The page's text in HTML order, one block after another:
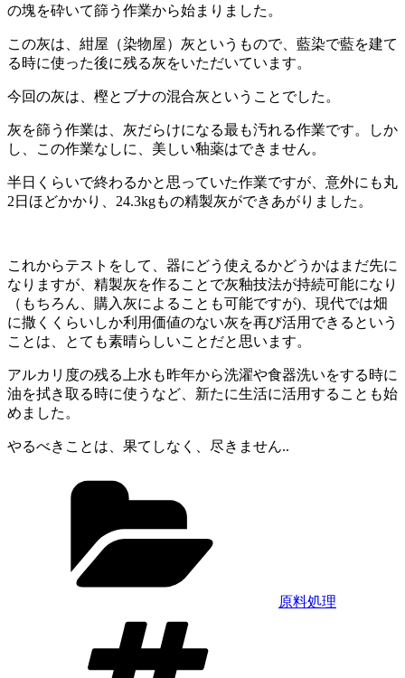
の塊を砕いて篩う作業から始まりました。
この灰は、紺屋（染物屋）灰というもので、藍染で藍を建て
る時に使った後に残る灰をいただいています。
今回の灰は、樫とブナの混合灰ということでした。
灰を篩う作業は、灰だらけになる最も汚れる作業です。しか
し、この作業なしに、美しい釉薬はできません。
半日くらいで終わるかと思っていた作業ですが、意外にも丸
2日ほどかかり、24.3kgもの精製灰ができあがりました。
これからテストをして、器にどう使えるかどうかはまだ先に
なりますが、精製灰を作ることで灰釉技法が持続可能になり
（もちろん、購入灰によることも可能ですが)、現代では畑
に撒くくらいしか利用価値のない灰を再び活用できるという
ことは、とても素晴らしいことだと思います。
アルカリ度の残る上水も昨年から洗濯や食器洗いをする時に
油を拭き取る時に使うなど、新たに生活に活用することも始
めました。
やるべきことは、果てしなく、尽きません..
原料処理